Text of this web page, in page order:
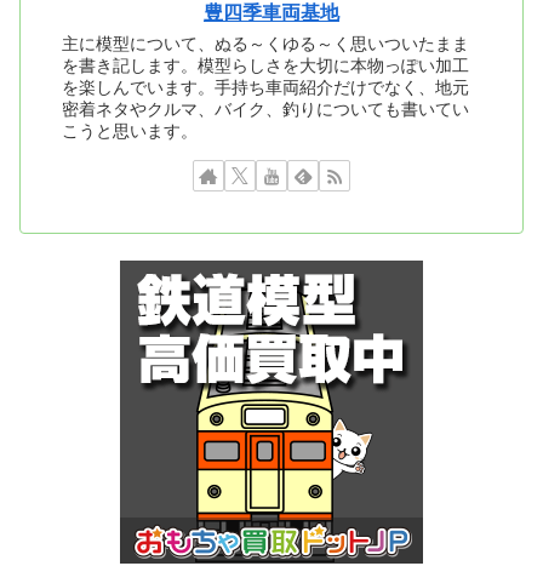
豊四季車両基地
主に模型について、ぬる～くゆる～く思いついたまま
を書き記します。模型らしさを大切に本物っぽい加工
を楽しんでいます。手持ち車両紹介だけでなく、地元
密着ネタやクルマ、バイク、釣りについても書いてい
こうと思います。